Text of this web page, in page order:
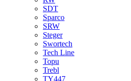
SDT
Sparco
SRW
Steger
Swortech
Tech Line
Topu
Trebl
TY447